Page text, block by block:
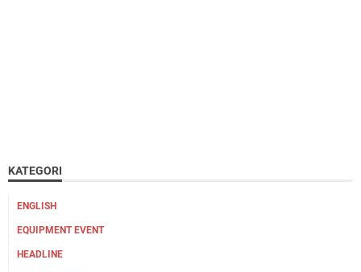
KATEGORI
ENGLISH
EQUIPMENT EVENT
HEADLINE